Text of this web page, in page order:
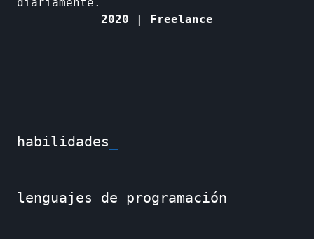
proyectos
2020 | Freelance
habilidades
lenguajes de programación